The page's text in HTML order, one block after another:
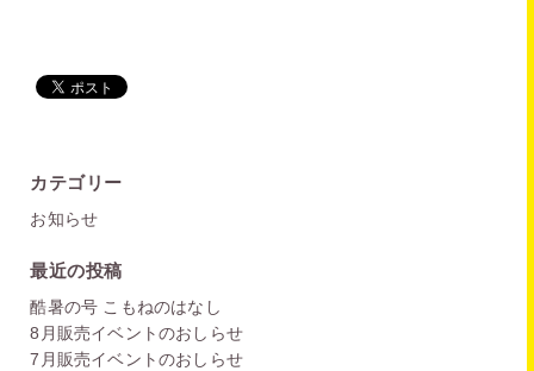
カテゴリー
お知らせ
最近の投稿
酷暑の号 こもねのはなし
8月販売イベントのおしらせ
7月販売イベントのおしらせ